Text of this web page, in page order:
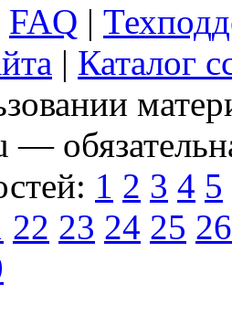
FAQ |
| Каталог
—
1 2 3 4 5
22 23 24 25 26